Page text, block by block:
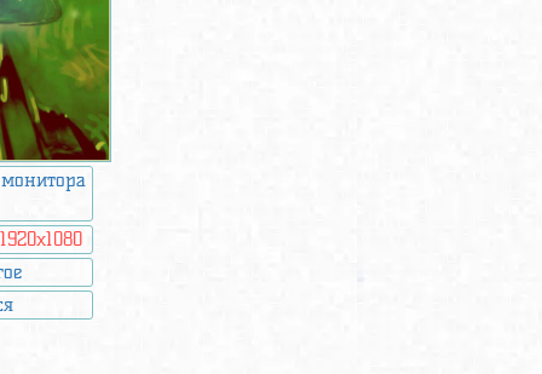
1920x1080